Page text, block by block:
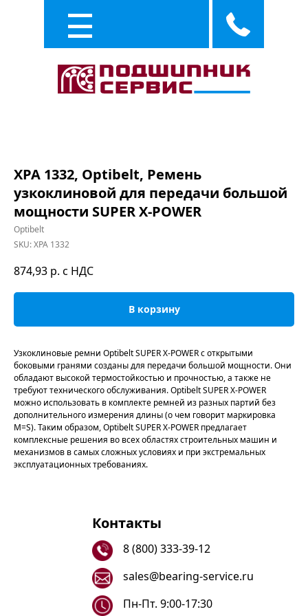
XPA 1332, Optibelt, Ремень
узкоклиновой для передачи большой
мощности SUPER X-POWER
Optibelt
SKU:XPA 1332
874,93 р. с НДС
В корзину
Узкоклиновые ремни Optibelt SUPER X-POWER с открытыми
боковыми гранями созданы для передачи большой мощности. Они
обладают высокой термостойкостью и прочностью, а также не
требуют технического обслуживания. Optibelt SUPER X-POWER
можно использовать в комплекте ремней из разных партий без
дополнительного измерения длины (о чем говорит маркировка
M=S). Таким образом, Optibelt SUPER X-POWER предлагает
комплексные решения во всех областях строительных машин и
механизмов в самых сложных условиях и при экстремальных
эксплуатационных требованиях.
Контакты
8 (800) 333-39-12
sales@bearing-service.ru
Пн-Пт. 9:00-17:30